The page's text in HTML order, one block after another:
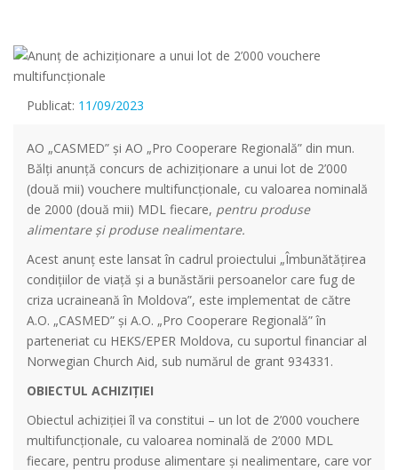
Publicat: 11/09/2023
AO „CASMED” și AO „Pro Cooperare Regională” din mun.
Bălți anunță concurs de achiziționare a unui lot de 2’000
(două mii) vouchere multifuncționale, cu valoarea nominală
de 2000 (două mii) MDL fiecare, pentru produse
alimentare și produse nealimentare.
Acest anunț este lansat în cadrul proiectului „Îmbunătățirea
condițiilor de viață și a bunăstării persoanelor care fug de
criza ucraineană în Moldova”, este implementat de către
A.O. „CASMED” și A.O. „Pro Cooperare Regională” în
parteneriat cu HEKS/EPER Moldova, cu suportul financiar al
Norwegian Church Aid, sub numărul de grant 934331.
OBIECTUL ACHIZIȚIEI
Obiectul achiziției îl va constitui – un lot de 2’000 vouchere
multifuncționale, cu valoarea nominală de 2’000 MDL
fiecare, pentru produse alimentare și nealimentare, care vor